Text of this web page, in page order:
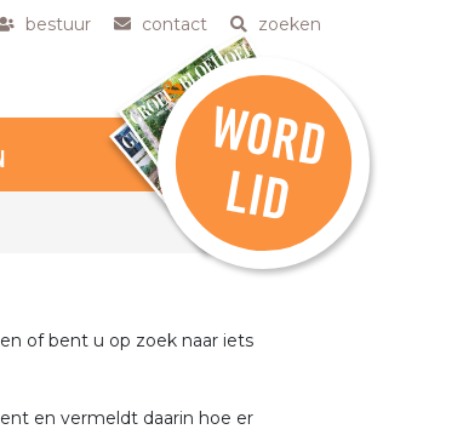
bestuur contact zoeken
W
O
R
D
L
ID
of bent u op zoek naar iets
en vermeldt daarin hoe er